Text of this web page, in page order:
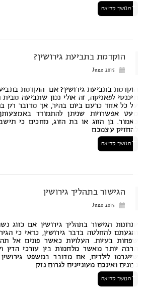
המשך קריאה
הוקדמת בתביעת גירושין?
June 2015
בתביעת גירושין? אם הוקדמת בתביעת
לפאניקה, זה אולי נכון שתביעה מבית
כל אחד כרעם ביום בהיר, אך מדובר רק
אפשרויות שניתן להתמודד באמצעותן
בן הזוג או בת הזוג, מחכים כי תישברו
עצמכם
המשך קריאה
הגישור בתהליך גירושין
June 2015
הגישור בתהליך גירושין אם כזוג
להחלטה בדבר גירושין, כדאי כי
בעיות. העלויות כאשר פונים אל
יותר מאשר מלחמות בין עורכי הדין
לילדים, אם מדובר במשפט גירושין
ואינכם מעוניינים לגרום נזק
המשך קריאה